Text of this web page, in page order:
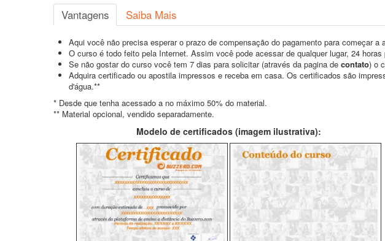
Vantagens Saiba Mais
Aqui você não precisa esperar o prazo de compensação do pagamento para começar a
O curso é todo feito pela Internet. Assim você pode acessar de qualquer lugar, 24
Se não gostar do curso você tem 7 dias para solicitar (através da pagina de contato) o
Adquira certificado ou apostila impressos e receba em casa. Os certificados são
d'água.**
* Desde que tenha acessado a no máximo 50% do material.
** Material opcional, vendido separadamente.
Modelo de certificados (imagem ilustrativa):